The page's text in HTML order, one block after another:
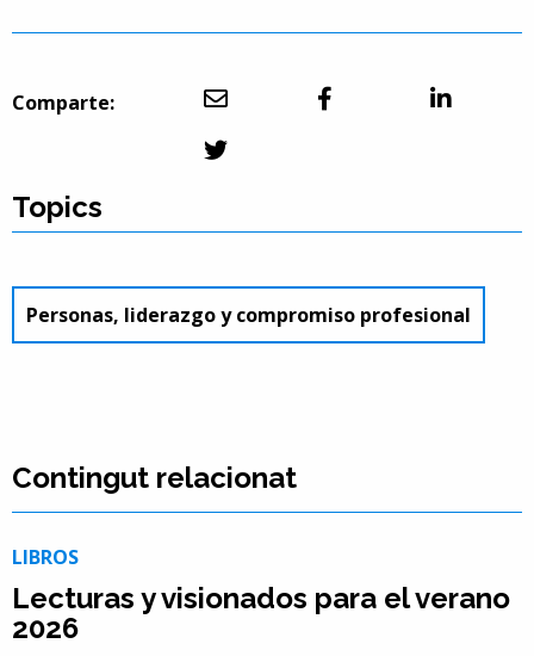
Comparte:
Topics
Personas, liderazgo y compromiso profesional
Contingut relacionat
LIBROS
Lecturas y visionados para el verano
2026